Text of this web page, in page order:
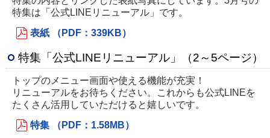
特集は「公式LINEリニューアル」です。
表紙 （PDF：339KB）
特集「公式LINEリニューアル」（2～5ページ）
トップのメニュー画面や使える機能が充実！
リニューアルをお待ちください。これからも公式LINEを
たくさん活用していただけると嬉しいです。
特集 （PDF：1.58MB）